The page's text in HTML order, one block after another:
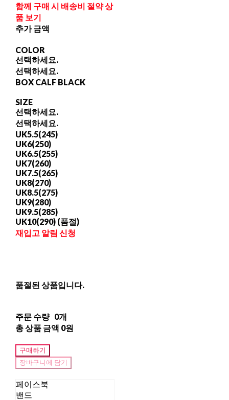
함께 구매 시 배송비 절약 상
품 보기
추가 금액
COLOR
선택하세요.
선택하세요.
BOX CALF BLACK
SIZE
선택하세요.
선택하세요.
UK5.5(245)
UK6(250)
UK6.5(255)
UK7(260)
UK7.5(265)
UK8(270)
UK8.5(275)
UK9(280)
UK9.5(285)
UK10(290) (품절)
재입고 알림 신청
품절된 상품입니다.
주문 수량 0개
총 상품 금액 0원
구매하기
장바구니에 담기
페이스북
밴드